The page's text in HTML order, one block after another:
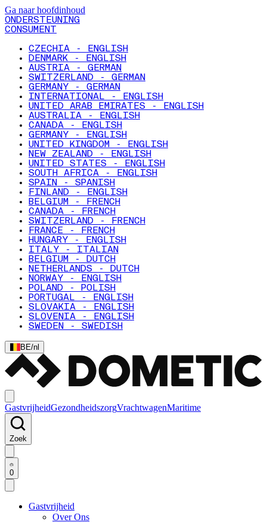
Ga naar hoofdinhoud
ONDERSTEUNING
CONSUMENT
CZECHIA - ENGLISH
DENMARK - ENGLISH
AUSTRIA - GERMAN
SWITZERLAND - GERMAN
GERMANY - GERMAN
INTERNATIONAL - ENGLISH
UNITED ARAB EMIRATES - ENGLISH
AUSTRALIA - ENGLISH
CANADA - ENGLISH
GERMANY - ENGLISH
UNITED KINGDOM - ENGLISH
NEW ZEALAND - ENGLISH
UNITED STATES - ENGLISH
SOUTH AFRICA - ENGLISH
SPAIN - SPANISH
FINLAND - ENGLISH
BELGIUM - FRENCH
CANADA - FRENCH
SWITZERLAND - FRENCH
FRANCE - FRENCH
HUNGARY - ENGLISH
ITALY - ITALIAN
BELGIUM - DUTCH
NETHERLANDS - DUTCH
NORWAY - ENGLISH
POLAND - POLISH
PORTUGAL - ENGLISH
SLOVAKIA - ENGLISH
SLOVENIA - ENGLISH
SWEDEN - SWEDISH
BE/nl
GastvrijheidGezondheidszorgVrachtwagenMaritime
Zoek
0
Gastvrijheid
Over Ons